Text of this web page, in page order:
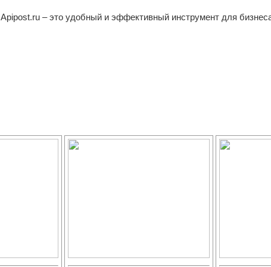
Apipost.ru – это удобный и эффективный инструмент для